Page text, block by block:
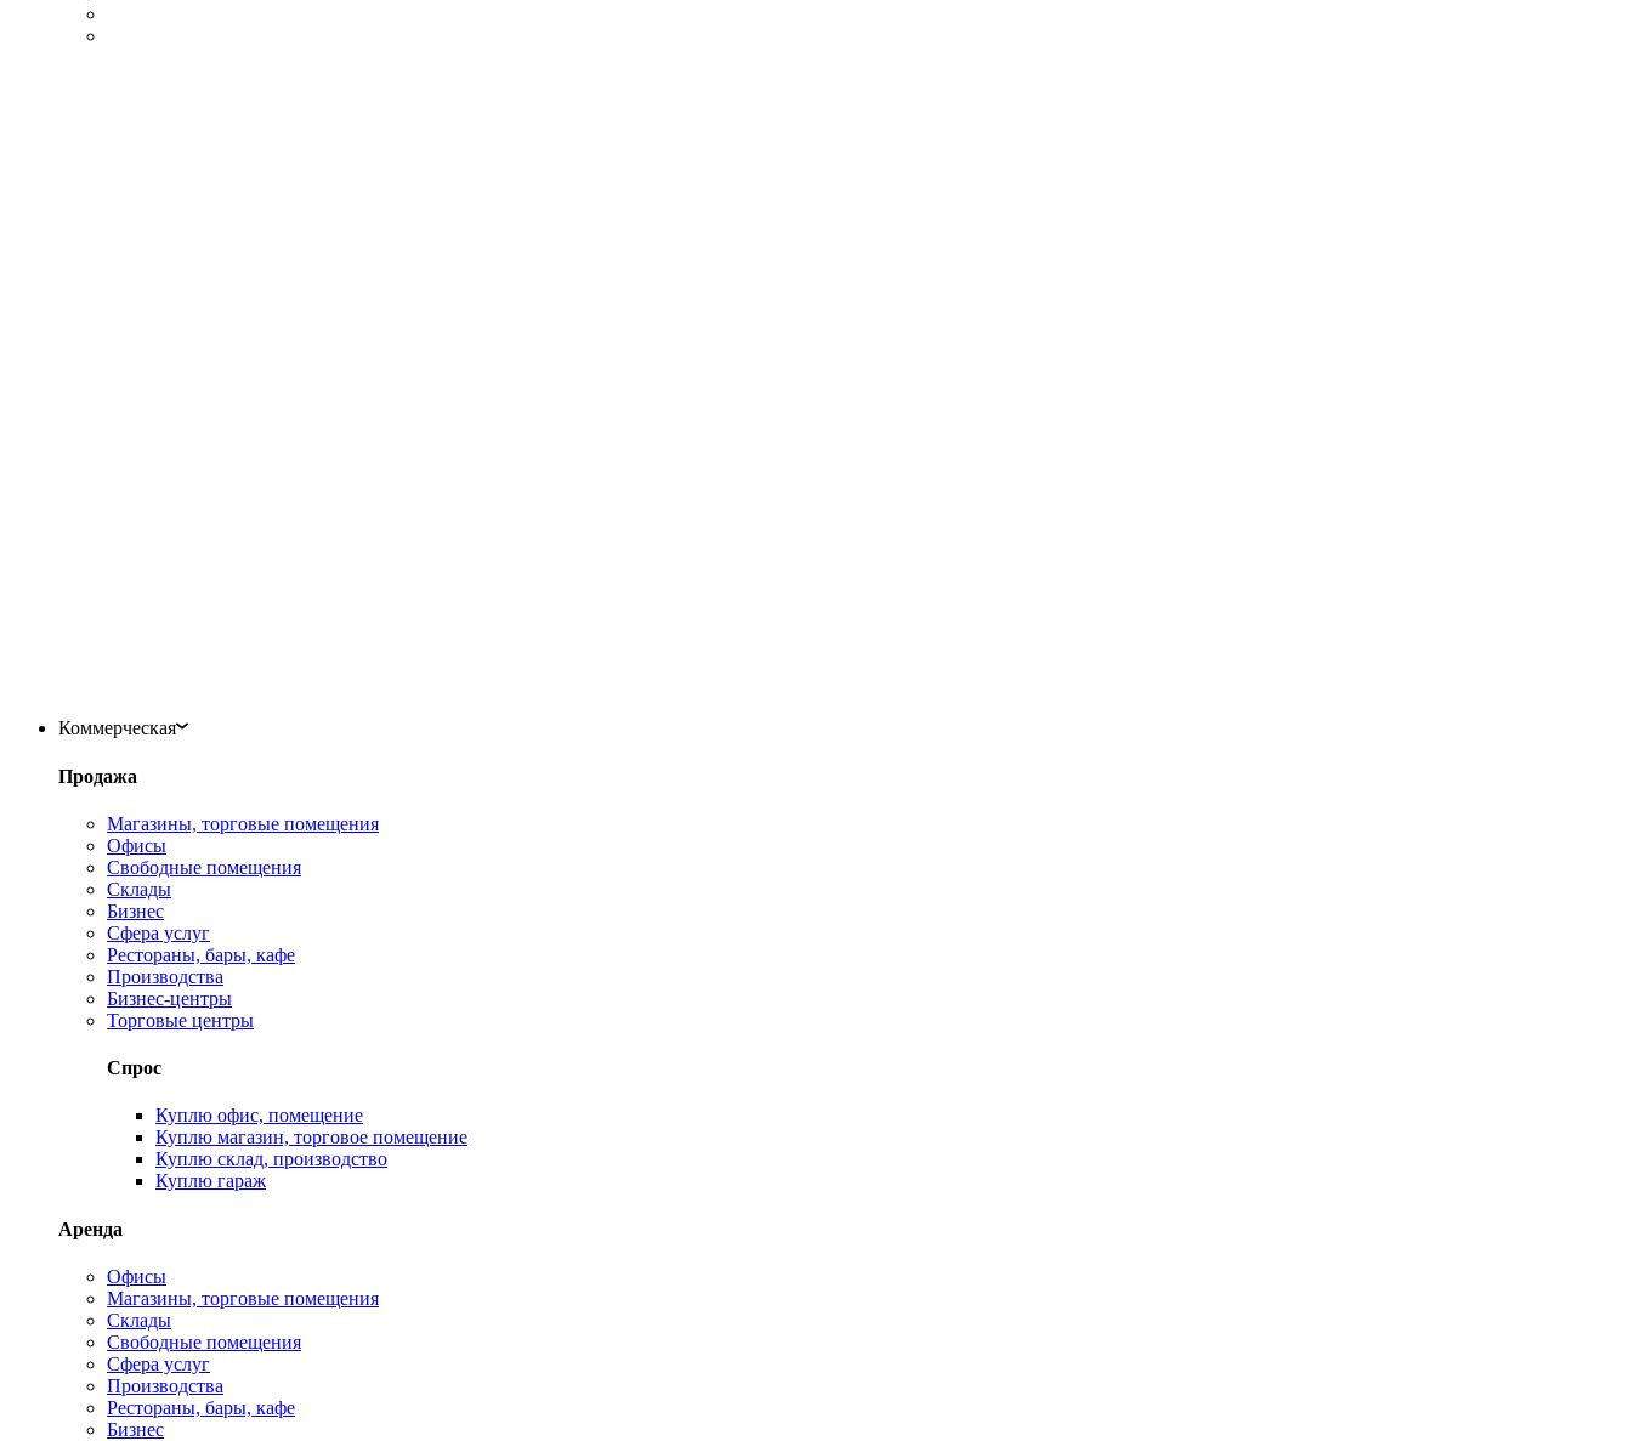
Коммерческая
Продажа
Магазины, торговые помещения
Офисы
Свободные помещения
Склады
Бизнес
Сфера услуг
Рестораны, бары, кафе
Производства
Бизнес-центры
Торговые центры
Спрос
Куплю офис, помещение
Куплю магазин, торговое помещение
Куплю склад, производство
Куплю гараж
Аренда
Офисы
Магазины, торговые помещения
Склады
Свободные помещения
Сфера услуг
Производства
Рестораны, бары, кафе
Бизнес